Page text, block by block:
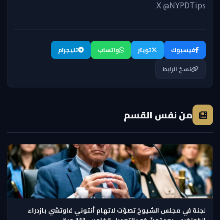
X @NYPDTips.
فيسبوك تويتر واتساب
تليجرام
نسخ الرابط
من نفس القسم
لجنة في مجلس الشيوخ تصوّت لاتهام أنتوني فاوتشي بازدراء